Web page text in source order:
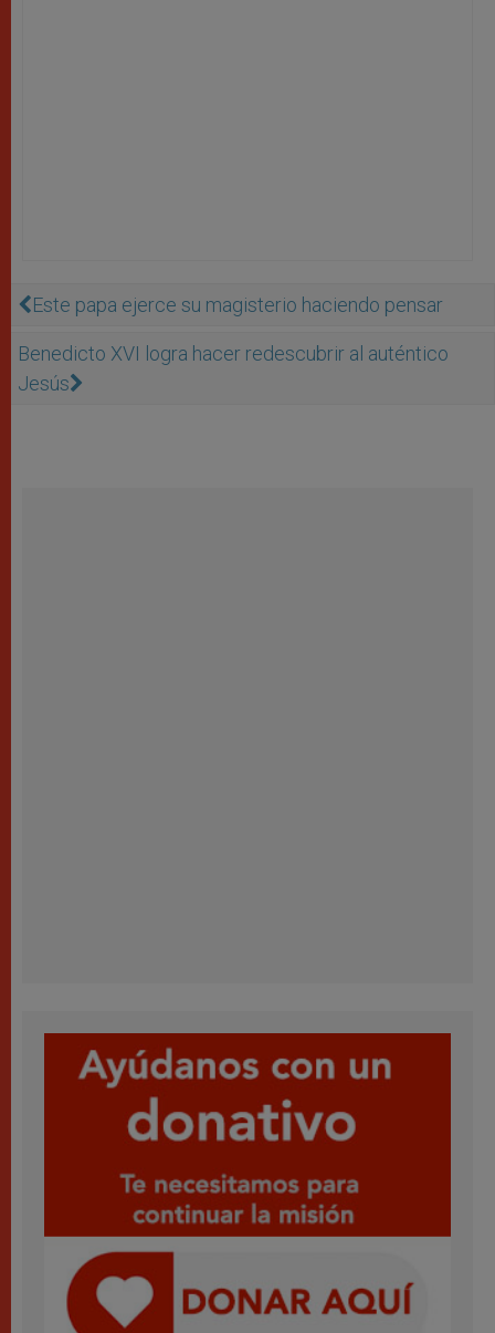
Este papa ejerce su magisterio haciendo pensar
Benedicto XVI logra hacer redescubrir al auténtico
Jesús